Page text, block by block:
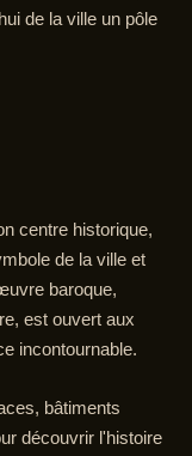
de la ville un pôle
centre historique,
de la ville et
baroque,
est ouvert aux
incontournable.
bâtiments
découvrir l'histoire